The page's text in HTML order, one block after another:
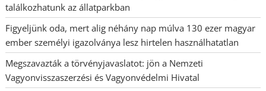
találkozhatunk az állatparkban
Figyeljünk oda, mert alig néhány nap múlva 130 ezer magyar
ember személyi igazolványa lesz hirtelen használhatatlan
Megszavazták a törvényjavaslatot: jön a Nemzeti
Vagyonvisszaszerzési és Vagyonvédelmi Hivatal